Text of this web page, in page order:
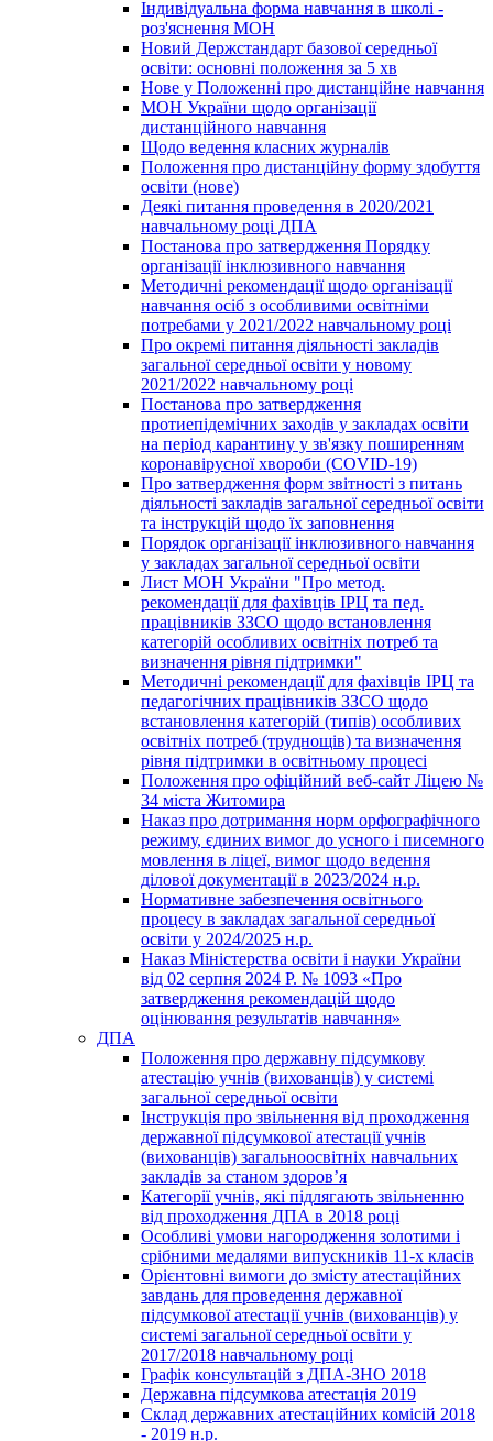
Індивідуальна форма навчання в школі -
роз'яснення МОН
Новий Держстандарт базової середньої
освіти: основні положення за 5 хв
Нове у Положенні про дистанційне навчання
МОН України щодо організації
дистанційного навчання
Щодо ведення класних журналів
Положення про дистанційну форму здобуття
освіти (нове)
Деякі питання проведення в 2020/2021
навчальному році ДПА
Постанова про затвердження Порядку
організації інклюзивного навчання
Методичні рекомендації щодо організації
навчання осіб з особливими освітніми
потребами у 2021/2022 навчальному році
Про окремі питання діяльності закладів
загальної середньої освіти у новому
2021/2022 навчальному році
Постанова про затвердження
протиепідемічних заходів у закладах освіти
на період карантину у зв'язку поширенням
коронавірусної хвороби (COVID-19)
Про затвердження форм звітності з питань
діяльності закладів загальної середньої освіти
та інструкцій щодо їх заповнення
Порядок організації інклюзивного навчання
у закладах загальної середньої освіти
Лист МОН України "Про метод.
рекомендації для фахівців ІРЦ та пед.
працівників ЗЗСО щодо встановлення
категорій особливих освітніх потреб та
визначення рівня підтримки"
Методичні рекомендації для фахівців ІРЦ та
педагогічних працівників ЗЗСО щодо
встановлення категорій (типів) особливих
освітніх потреб (труднощів) та визначення
рівня підтримки в освітньому процесі
Положення про офіційний веб-сайт Ліцею №
34 міста Житомира
Наказ про дотримання норм орфографічного
режиму, єдиних вимог до усного і писемного
мовлення в ліцеї, вимог щодо ведення
ділової документації в 2023/2024 н.р.
Нормативне забезпечення освітнього
процесу в закладах загальної середньої
освіти у 2024/2025 н.р.
Наказ Міністерства освіти і науки України
від 02 серпня 2024 Р. № 1093 «Про
затвердження рекомендацій щодо
оцінювання результатів навчання»
ДПА
Положення про державну підсумкову
атестацію учнів (вихованців) у системі
загальної середньої освіти
Інструкція про звільнення від проходження
державної підсумкової атестації учнів
(вихованців) загальноосвітніх навчальних
закладів за станом здоров’я
Категорії учнів, які підлягають звільненню
від проходження ДПА в 2018 році
Особливі умови нагородження золотими і
срібними медалями випускників 11-х класів
Орієнтовні вимоги до змісту атестаційних
завдань для проведення державної
підсумкової атестації учнів (вихованців) у
системі загальної середньої освіти у
2017/2018 навчальному році
Графік консультацій з ДПА-ЗНО 2018
Державна підсумкова атестація 2019
Склад державних атестаційних комісій 2018
- 2019 н.р.